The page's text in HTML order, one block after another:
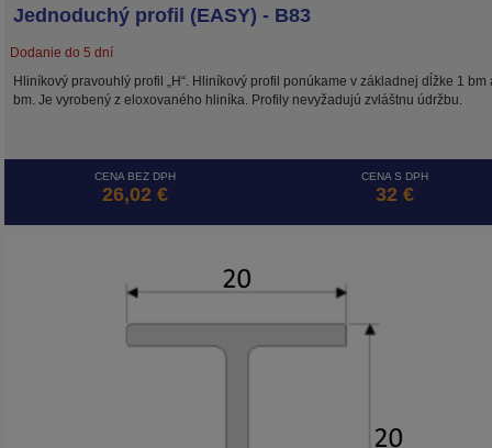
Jednoduchý profil (EASY) - B83
Dodanie do 5 dní
Hliníkový pravouhlý profil „H“. Hliníkový profil ponúkame v základnej dĺžke 1 bm
bm. Je vyrobený z eloxovaného hliníka. Profily nevyžadujú zvláštnu údržbu.
CENA BEZ DPH
26,02 €
CENA S DPH
32 €